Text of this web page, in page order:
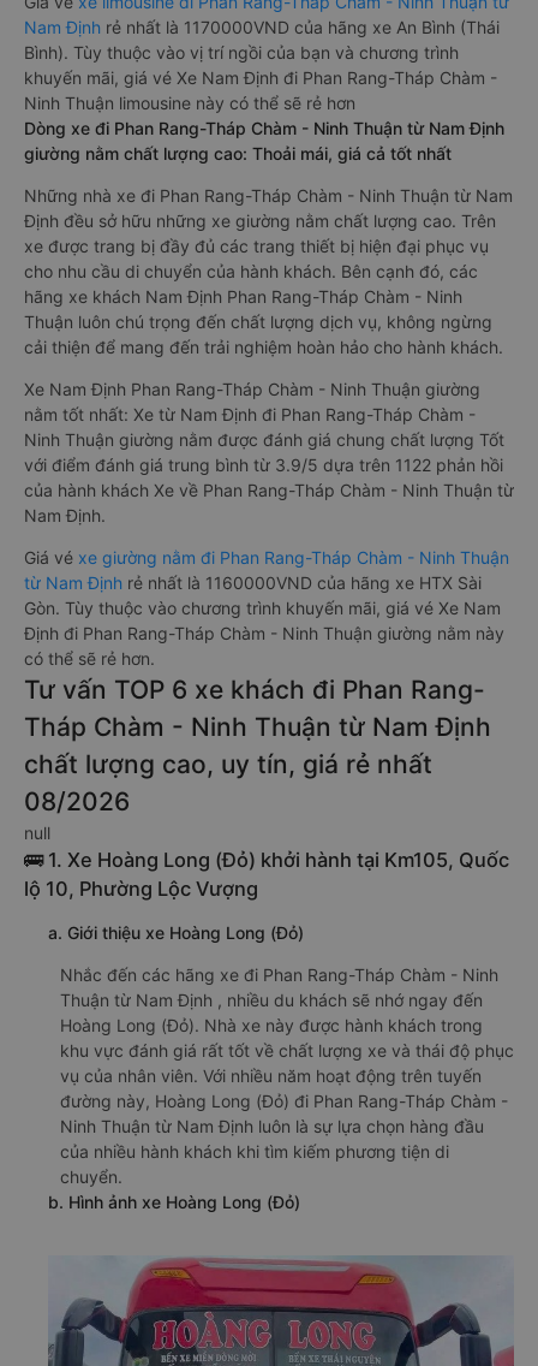
Nam Định rẻ nhất là 1170000VND của hãng xe An Bình (Thái
Bình). Tùy thuộc vào vị trí ngồi của bạn và chương trình
khuyến mãi, giá vé Xe Nam Định đi Phan Rang-Tháp Chàm -
Ninh Thuận limousine này có thể sẽ rẻ hơn
Dòng xe đi Phan Rang-Tháp Chàm - Ninh Thuận từ Nam Định
giường nằm chất lượng cao: Thoải mái, giá cả tốt nhất
Những nhà xe đi Phan Rang-Tháp Chàm - Ninh Thuận từ Nam
Định đều sở hữu những xe giường nằm chất lượng cao. Trên
xe được trang bị đầy đủ các trang thiết bị hiện đại phục vụ
cho nhu cầu di chuyển của hành khách. Bên cạnh đó, các
hãng xe khách Nam Định Phan Rang-Tháp Chàm - Ninh
Thuận luôn chú trọng đến chất lượng dịch vụ, không ngừng
cải thiện để mang đến trải nghiệm hoàn hảo cho hành khách.
Xe Nam Định Phan Rang-Tháp Chàm - Ninh Thuận giường
nằm tốt nhất: Xe từ Nam Định đi Phan Rang-Tháp Chàm -
Ninh Thuận giường nằm được đánh giá chung chất lượng Tốt
với điểm đánh giá trung bình từ 3.9/5 dựa trên 1122 phản hồi
của hành khách Xe về Phan Rang-Tháp Chàm - Ninh Thuận từ
Nam Định.
Giá vé xe giường nằm đi Phan Rang-Tháp Chàm - Ninh Thuận
từ Nam Định rẻ nhất là 1160000VND của hãng xe HTX Sài
Gòn. Tùy thuộc vào chương trình khuyến mãi, giá vé Xe Nam
Định đi Phan Rang-Tháp Chàm - Ninh Thuận giường nằm này
có thể sẽ rẻ hơn.
Tư vấn TOP 6 xe khách đi Phan Rang-
Tháp Chàm - Ninh Thuận từ Nam Định
chất lượng cao, uy tín, giá rẻ nhất
08/2026
null
🚌 1. Xe Hoàng Long (Đỏ) khởi hành tại Km105, Quốc
lộ 10, Phường Lộc Vượng
a. Giới thiệu xe Hoàng Long (Đỏ)
Nhắc đến các hãng xe đi Phan Rang-Tháp Chàm - Ninh
Thuận từ Nam Định , nhiều du khách sẽ nhớ ngay đến
Hoàng Long (Đỏ). Nhà xe này được hành khách trong
khu vực đánh giá rất tốt về chất lượng xe và thái độ phục
vụ của nhân viên. Với nhiều năm hoạt động trên tuyến
đường này, Hoàng Long (Đỏ) đi Phan Rang-Tháp Chàm -
Ninh Thuận từ Nam Định luôn là sự lựa chọn hàng đầu
của nhiều hành khách khi tìm kiếm phương tiện di
chuyển.
b. Hình ảnh xe Hoàng Long (Đỏ)